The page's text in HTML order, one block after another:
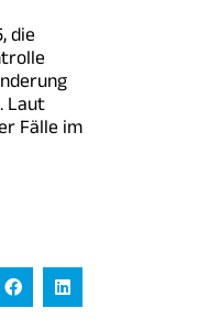
die
Laut
Fälle im